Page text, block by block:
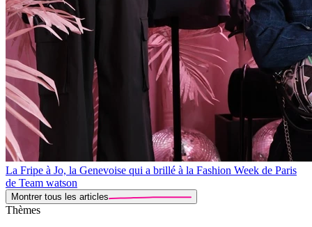
La Fripe à Jo, la Genevoise qui a brillé à la Fashion Week de Paris
de Team watson
Montrer tous les articles
Thèmes